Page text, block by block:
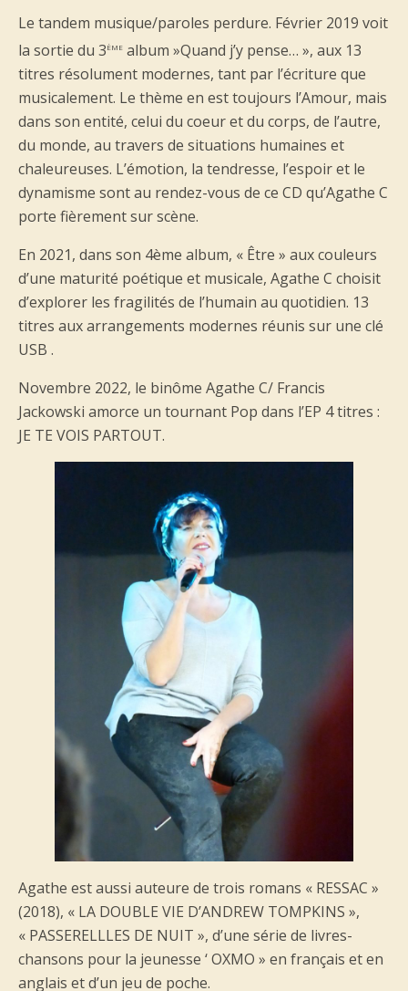
Le tandem musique/paroles perdure. Février 2019 voit
la sortie du 3ème album »Quand j’y pense… », aux 13
titres résolument modernes, tant par l’écriture que
musicalement. Le thème en est toujours l’Amour, mais
dans son entité, celui du coeur et du corps, de l’autre,
du monde, au travers de situations humaines et
chaleureuses. L’émotion, la tendresse, l’espoir et le
dynamisme sont au rendez-vous de ce CD qu’Agathe C
porte fièrement sur scène.
En 2021, dans son 4ème album, « Être » aux couleurs
d’une maturité poétique et musicale, Agathe C choisit
d’explorer les fragilités de l’humain au quotidien. 13
titres aux arrangements modernes réunis sur une clé
USB .
Novembre 2022, le binôme Agathe C/ Francis
Jackowski amorce un tournant Pop dans l’EP 4 titres :
JE TE VOIS PARTOUT.
Agathe est aussi auteure de trois romans « RESSAC »
(2018), « LA DOUBLE VIE D’ANDREW TOMPKINS »,
« PASSERELLLES DE NUIT », d’une série de livres-
chansons pour la jeunesse ‘ OXMO » en français et en
anglais et d’un jeu de poche.